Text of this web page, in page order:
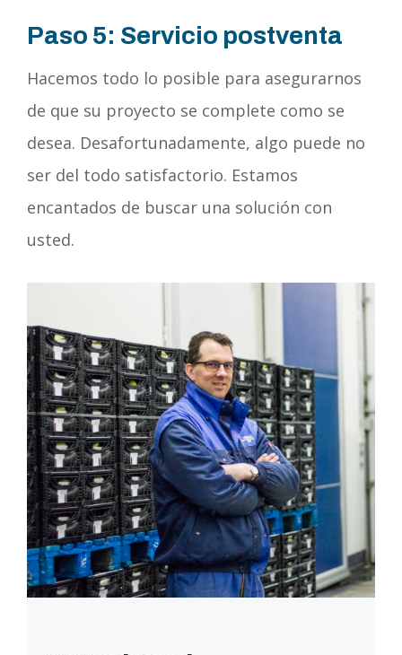
Paso 5: Servicio postventa
Hacemos todo lo posible para asegurarnos
de que su proyecto se complete como se
desea. Desafortunadamente, algo puede no
ser del todo satisfactorio. Estamos
encantados de buscar una solución con
usted.